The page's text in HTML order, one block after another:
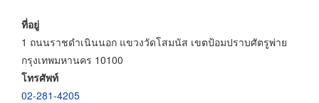
ที่อยู่
1 ถนนราชดำเนินนอก แขวงวัดโสมนัส เขตป้อมปราบศัตรูพ่าย
กรุงเทพมหานคร 10100
โทรศัพท์
02-281-4205